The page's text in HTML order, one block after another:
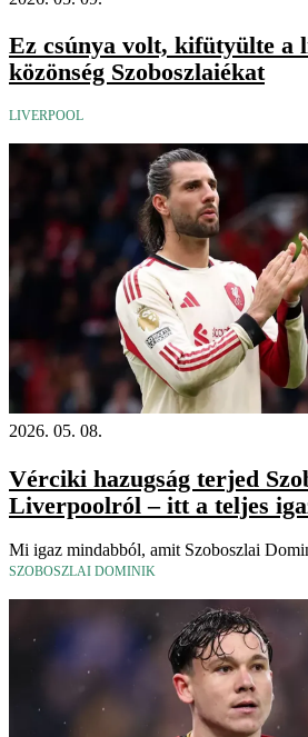
Ez csúnya volt, kifütyülte a
közönség Szoboszlaiékat
LIVERPOOL
2026. 05. 08.
Vérciki hazugság terjed
Liverpoolról – itt a teljes
Mi igaz mindabból, amit Szoboszlai
SZOBOSZLAI DOMINIK